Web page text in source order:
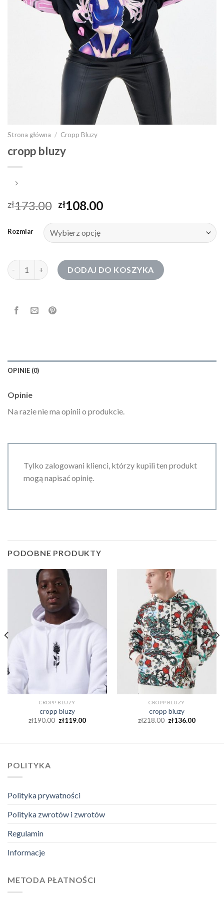
Strona główna / Cropp Bluzy
cropp bluzy
zł173.00 zł108.00
Rozmiar
ilość cropp bluzy DODAJ DO KOSZYKA
OPINIE (0)
Opinie
Na razie nie ma opinii o produkcie.
Tylko zalogowani klienci, którzy kupili ten produkt
mogą napisać opinię.
PODOBNE PRODUKTY
CROPP BLUZY
cropp bluzy
zł190.00 zł119.00
CROPP BLUZY
cropp bluzy
zł218.00 zł136.00
POLITYKA
Polityka prywatności
Polityka zwrotów i zwrotów
Regulamin
Informacje
METODA PŁATNOŚCI